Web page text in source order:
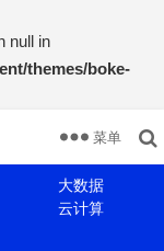
null in
themes/boke-
大数据
云计算
菜单